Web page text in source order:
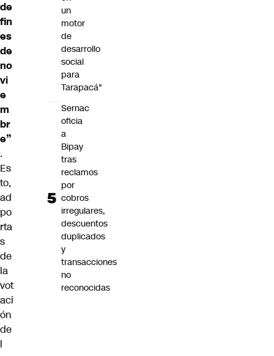
de
fin
es
de
no
vi
e
m
br
e”
.
Es
to,
ad
po
rta
s
de
la
vot
aci
ón
de
l
un
motor
de
desarrollo
social
para
Tarapacá"
Sernac
oficia
a
Bipay
tras
reclamos
por
cobros
irregulares,
descuentos
duplicados
y
transacciones
no
reconocidas